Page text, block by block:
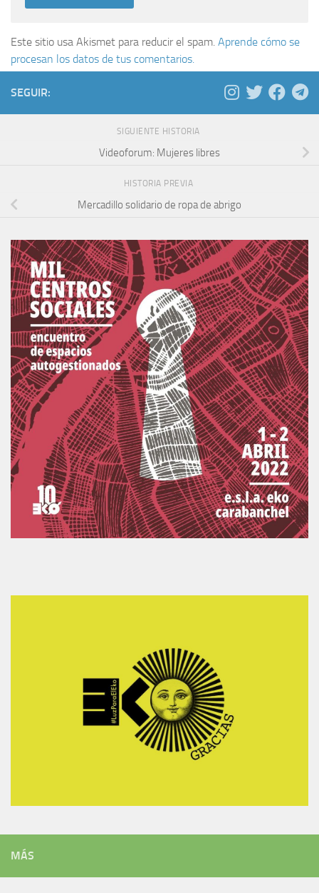
Este sitio usa Akismet para reducir el spam. Aprende cómo se
procesan los datos de tus comentarios.
SEGUIR:
SIGUIENTE HISTORIA
Videoforum: Mujeres libres
HISTORIA PREVIA
Mercadillo solidario de ropa de abrigo
MÁS